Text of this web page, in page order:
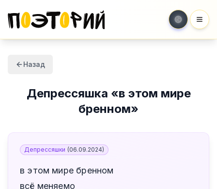
Назад
Депрессяшка «в этом мире
бренном»
Депрессяшки (06.09.2024)
в этом мире бренном
всё меняемо